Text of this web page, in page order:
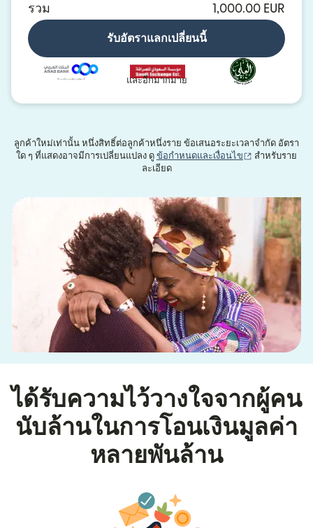
รวม
1,000.00 EUR
รับอัตราแลกเปลี่ยนนี้
และอีกมากมาย
ลูกค้าใหม่เท่านั้น หนึ่งสิทธิ์ต่อลูกค้าหนึ่งราย ข้อเสนอระยะเวลาจำกัด อัตรา
ใด ๆ ที่แสดงอาจมีการเปลี่ยนแปลง ดู ข้อกำหนดและเงื่อนไข (เปิดในหน้าต่า
สำหรับราย
ละเอียด
ได้รับความไว้วางใจจากผู้คน
นับล้านในการโอนเงินมูลค่า
หลายพันล้าน